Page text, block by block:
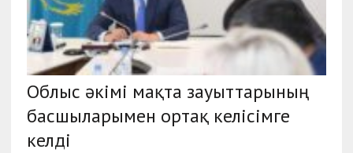
Облыс әкімі мақта зауыттарының
басшыларымен ортақ келісімге
келді